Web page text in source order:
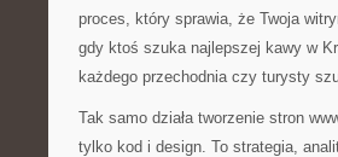
proces, który sprawia, że Twoja
gdy ktoś szuka najlepszej kawy w
każdego przechodnia czy turysty
Tak samo działa tworzenie stron
tylko kod i design. To strategia,